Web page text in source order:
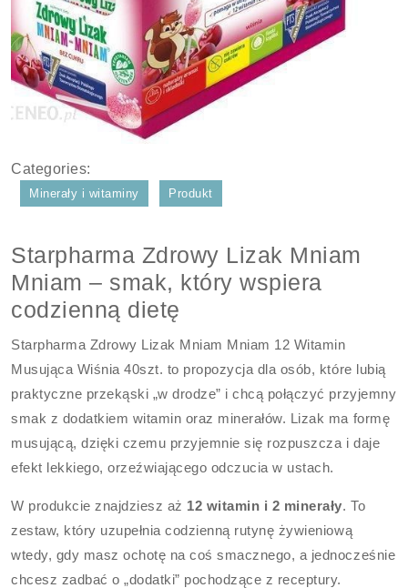
Categories:
Minerały i witaminy Produkt
Starpharma Zdrowy Lizak Mniam
Mniam – smak, który wspiera
codzienną dietę
Starpharma Zdrowy Lizak Mniam Mniam 12 Witamin
Musująca Wiśnia 40szt. to propozycja dla osób, które lubią
praktyczne przekąski „w drodze” i chcą połączyć przyjemny
smak z dodatkiem witamin oraz minerałów. Lizak ma formę
musującą, dzięki czemu przyjemnie się rozpuszcza i daje
efekt lekkiego, orzeźwiającego odczucia w ustach.
W produkcie znajdziesz aż 12 witamin i 2 minerały. To
zestaw, który uzupełnia codzienną rutynę żywieniową
wtedy, gdy masz ochotę na coś smacznego, a jednocześnie
chcesz zadbać o „dodatki” pochodzące z receptury.